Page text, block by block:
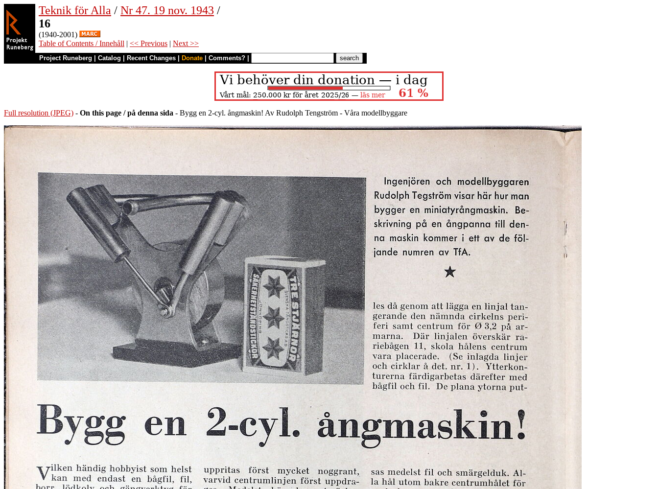
Teknik för Alla / Nr 47. 19 nov. 1943 /
16
(1940-2001)
Table of Contents / Innehåll | << Previous | Next >>
Project Runeberg Catalog Recent Changes Donate Comments?
Full resolution (JPEG) - On this page / på denna sida - Bygg en 2-cyl. ångmaskin! Av Rudolph Tengström - Våra modellbyggare